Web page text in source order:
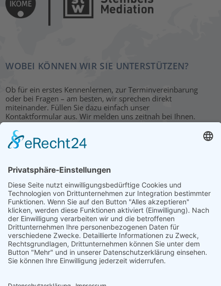
WOBEI KÖNNEN WIR SIE UNTERSTÜTZEN?
Ob für ein erstes Kennenlernen, zur Terminvereinbarung
oder bei Fragen – am besten, wir sprechen direkt
miteinander. Füllen Sie dazu einfach unser
Kontaktformular aus. Wir melden uns zeitnah bei Ihnen.
KONTAKT
HAUPTBÜRO: LEIPZIG
Hohe Straße 11
04107 Leipzig
Tel.: +49 341 22 54 13 50
info@steinbeis-mediation.com